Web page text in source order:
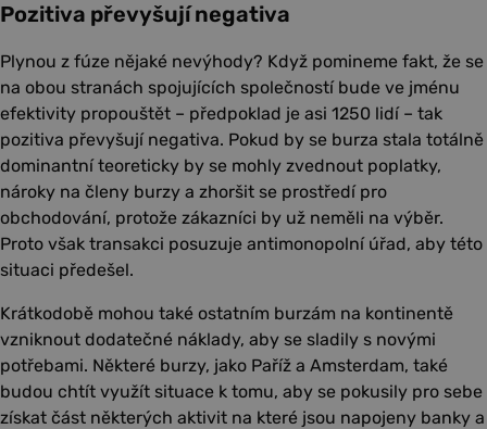
Pozitiva převyšují negativa
Plynou z fúze nějaké nevýhody? Když pomineme fakt, že se
na obou stranách spojujících společností bude ve jménu
efektivity propouštět – předpoklad je asi 1250 lidí – tak
pozitiva převyšují negativa. Pokud by se burza stala totálně
dominantní teoreticky by se mohly zvednout poplatky,
nároky na členy burzy a zhoršit se prostředí pro
obchodování, protože zákazníci by už neměli na výběr.
Proto však transakci posuzuje antimonopolní úřad, aby této
situaci předešel.
Krátkodobě mohou také ostatním burzám na kontinentě
vzniknout dodatečné náklady, aby se sladily s novými
potřebami. Některé burzy, jako Paříž a Amsterdam, také
budou chtít využít situace k tomu, aby se pokusily pro sebe
získat část některých aktivit na které jsou napojeny banky a